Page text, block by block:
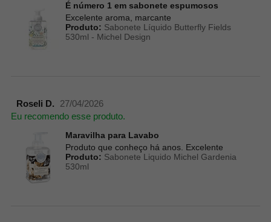
É número 1 em sabonete espumosos
Excelente aroma, marcante
Produto: Sabonete Líquido Butterfly Fields
530ml - Michel Design
Roseli D.
27/04/2026
Eu recomendo esse produto.
Maravilha para Lavabo
Produto que conheço há anos. Excelente
Produto: Sabonete Liquido Michel Gardenia
530ml